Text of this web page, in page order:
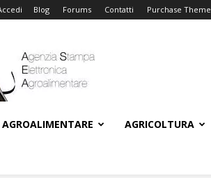
Blog Forums Contatti Purchase Theme
Online
AGROALIMENTARE AGRICOLTURA